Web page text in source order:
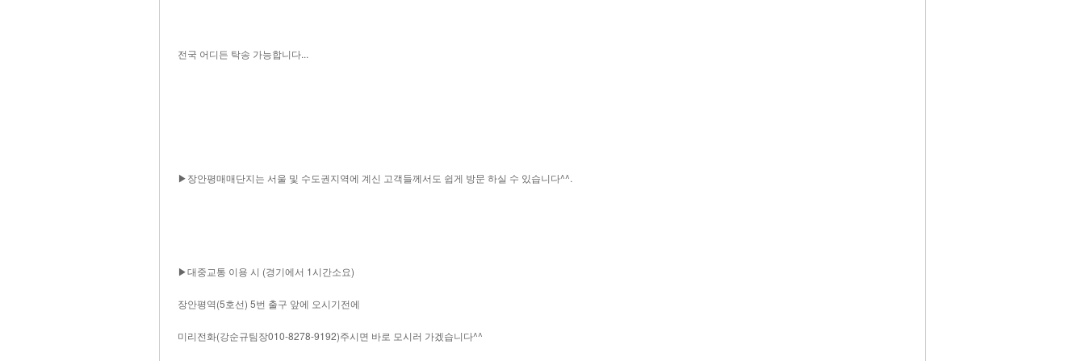
전국 어디든 탁송 가능합니다...
▶장안평매매단지는 서울 및 수도권지역에 계신 고객들께서도 쉽게 방문 하실 수 있습니다^^.
▶대중교통 이용 시 (경기에서 1시간소요)
장안평역(5호선) 5번 출구 앞에 오시기전에
미리전화(강순규팀장010-8278-9192)주시면 바로 모시러 가겠습니다^^